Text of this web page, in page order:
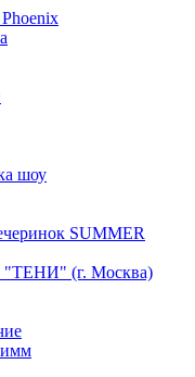
шоу
SUMMER
"ТЕНИ" (г. Москва)